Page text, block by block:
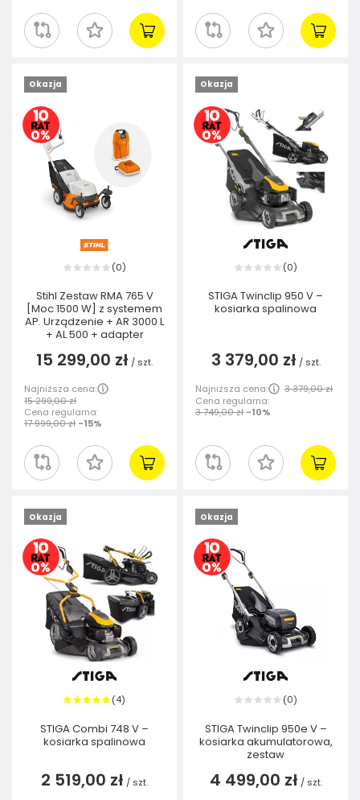
Okazja
(0)
Stihl Zestaw RMA 765 V
[Moc 1500 W] z systemem
AP. Urządzenie + AR 3000 L
+ AL 500 + adapter
15 299,00 zł / szt.
Najniższa cena:
15 299,00 zł
Cena regularna:
17 999,00 zł -15%
Okazja
(0)
STIGA Twinclip 950 V –
kosiarka spalinowa
3 379,00 zł / szt.
Najniższa cena:
3 379,00 zł
Cena regularna:
3 749,00 zł -10%
Okazja
(4)
STIGA Combi 748 V –
kosiarka spalinowa
2 519,00 zł / szt.
Okazja
(0)
STIGA Twinclip 950e V –
kosiarka akumulatorowa,
zestaw
4 499,00 zł / szt.